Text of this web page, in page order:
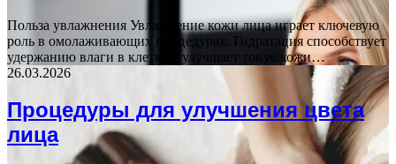
Польза увлажнения Увлажнение кожи лица играет ключевую
роль в омолаживающих процедурах. Гидратация способствует
удержанию влаги в клетках, улучшает тонус кожи…
26.03.2026
Процедуры для улучшения цвета
лица